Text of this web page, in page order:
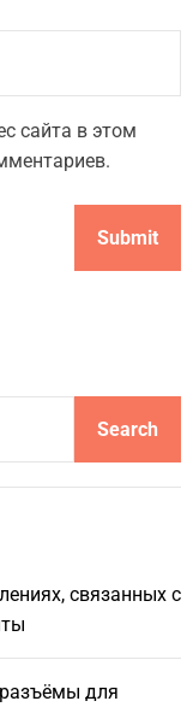
сайта в этом
Search
связанных с
для